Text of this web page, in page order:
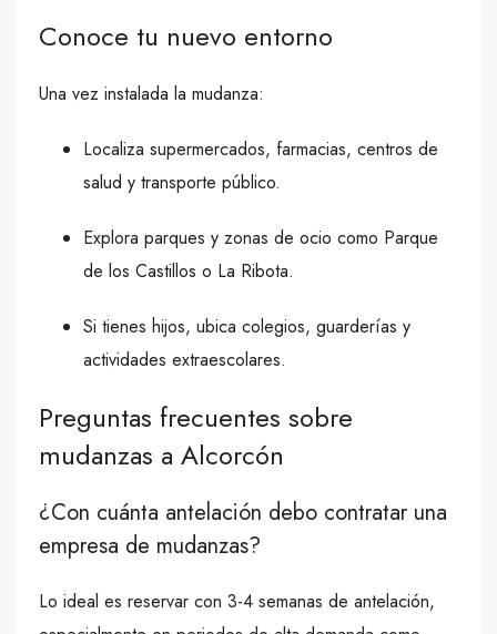
Conoce tu nuevo entorno
Una vez instalada la mudanza:
Localiza supermercados, farmacias, centros de
salud y transporte público.
Explora parques y zonas de ocio como Parque
de los Castillos o La Ribota.
Si tienes hijos, ubica colegios, guarderías y
actividades extraescolares.
Preguntas frecuentes sobre
mudanzas a Alcorcón
¿Con cuánta antelación debo contratar una
empresa de mudanzas?
Lo ideal es reservar con 3-4 semanas de antelación,